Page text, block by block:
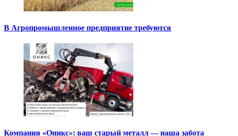
В Агропромышленное предприятие требуются
Компания «Оникс»: ваш старый металл — наша забота